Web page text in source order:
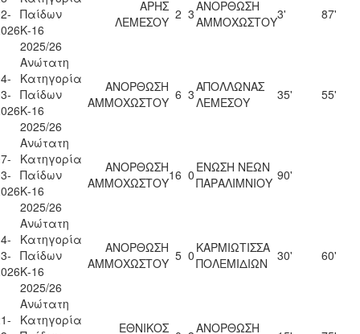
Παίδων
Κ-16
2025/26
ΑΡΗΣ
ΛΕΜΕΣΟΥ 2 3ΑΝΟΡΘΩΣΗ
ΑΜΜΟΧΩΣΤΟΥ3' 87'
Ανώτατη
Κατηγορία
Παίδων
Κ-16
2025/26
ΑΝΟΡΘΩΣΗ
ΑΜΜΟΧΩΣΤΟΥ 6 3ΑΠΟΛΛΩΝΑΣ
ΛΕΜΕΣΟΥ
35' 55'
Ανώτατη
Κατηγορία
Παίδων
Κ-16
2025/26
ΑΝΟΡΘΩΣΗ
ΑΜΜΟΧΩΣΤΟΥ16 0 ΕΝΩΣΗ ΝΕΩΝ
ΠΑΡΑΛΙΜΝΙΟΥ 90'
Ανώτατη
Κατηγορία
Παίδων
Κ-16
2025/26
ΑΝΟΡΘΩΣΗ
ΑΜΜΟΧΩΣΤΟΥ 5 0 ΚΑΡΜΙΩΤΙΣΣΑ
ΠΟΛΕΜΙΔΙΩΝ
30' 60'
Ανώτατη
Κατηγορία
ΕΘΝΙΚΟΣ
ΑΝΟΡΘΩΣΗ